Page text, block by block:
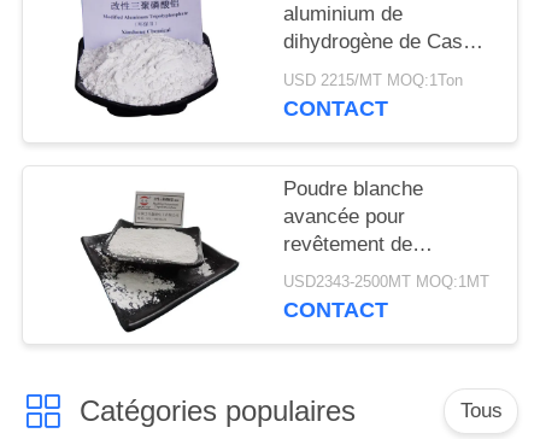
PRIVACY
POLICY
aluminium de
dihydrogène de Cas
13939-25-8 industriel
de catégorie
USD 2215/MT MOQ:1Ton
CONTACT
Poudre blanche
avancée pour
revêtement de
matériaux
Tripolyphosphate
USD2343-2500MT MOQ:1MT
CONTACT
Catégories populaires Tous